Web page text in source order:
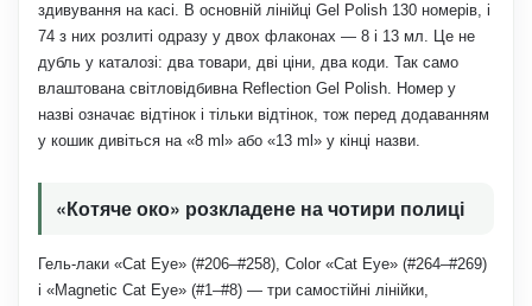
здивування на касі. В основній лінійці Gel Polish 130 номерів, і
74 з них розлиті одразу у двох флаконах — 8 і 13 мл. Це не
дубль у каталозі: два товари, дві ціни, два коди. Так само
влаштована світловідбивна Reflection Gel Polish. Номер у
назві означає відтінок і тільки відтінок, тож перед додаванням
у кошик дивіться на «8 ml» або «13 ml» у кінці назви.
«Котяче око» розкладене на чотири полиці
Гель-лаки «Cat Eye» (#206–#258), Color «Cat Eye» (#264–#269)
і «Magnetic Cat Eye» (#1–#8) — три самостійні лінійки,